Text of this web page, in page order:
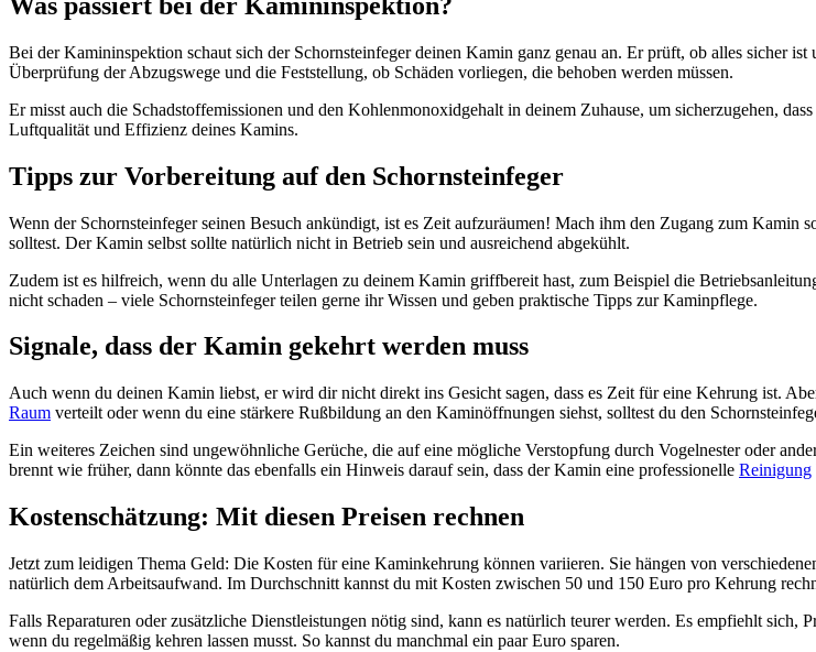
Bei der Kamininspektion schaut sich der Schornsteinfeger deinen Kamin ganz genau an. Er prüft, ob alles sicher ist
Überprüfung der Abzugswege und die Feststellung, ob Schäden vorliegen, die behoben werden müssen.
Er misst auch die Schadstoffemissionen und den Kohlenmonoxidgehalt in deinem Zuhause, um sicherzugehen,
Luftqualität und Effizienz deines Kamins.
Tipps zur Vorbereitung auf den Schornsteinfeger
Wenn der Schornsteinfeger seinen Besuch ankündigt, ist es Zeit aufzuräumen! Mach ihm den Zugang zum Kamin
solltest. Der Kamin selbst sollte natürlich nicht in Betrieb sein und ausreichend abgekühlt.
Zudem ist es hilfreich, wenn du alle Unterlagen zu deinem Kamin griffbereit hast, zum Beispiel die
nicht schaden – viele Schornsteinfeger teilen gerne ihr Wissen und geben praktische Tipps zur Kaminpflege.
Signale, dass der Kamin gekehrt werden muss
Auch wenn du deinen Kamin liebst, er wird dir nicht direkt ins Gesicht sagen, dass es Zeit für eine Kehrung ist.
Raum verteilt oder wenn du eine stärkere Rußbildung an den Kaminöffnungen siehst, solltest du den
Ein weiteres Zeichen sind ungewöhnliche Gerüche, die auf eine mögliche Verstopfung durch Vogelnester oder
brennt wie früher, dann könnte das ebenfalls ein Hinweis darauf sein, dass der Kamin eine professionelle Reinigung
Kostenschätzung: Mit diesen Preisen rechnen
Jetzt zum leidigen Thema Geld: Die Kosten für eine Kaminkehrung können variieren. Sie hängen von
natürlich dem Arbeitsaufwand. Im Durchschnitt kannst du mit Kosten zwischen 50 und 150 Euro pro Kehrung
Falls Reparaturen oder zusätzliche Dienstleistungen nötig sind, kann es natürlich teurer werden. Es empfiehlt sich,
wenn du regelmäßig kehren lassen musst. So kannst du manchmal ein paar Euro sparen.